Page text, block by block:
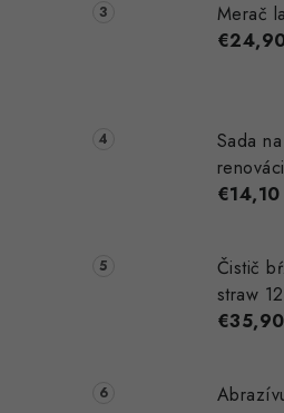
Merač
Sada
€14,10
Čistič
straw
€35,90